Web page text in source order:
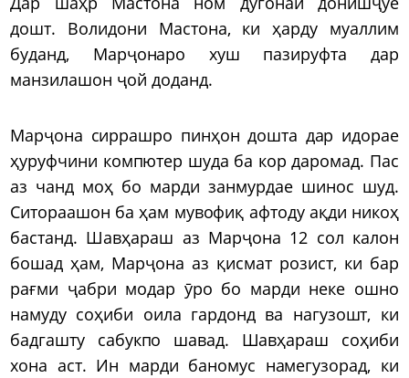
дошт. Волидони Мастона, ки ҳарду муаллим
буданд, Марҷонаро хуш пазируфта дар
манзилашон ҷой доданд.
Марҷона сиррашро пинҳон дошта дар идорае
ҳуруфчини компютер шуда ба кор даромад. Пас
аз чанд моҳ бо марди занмурдае шинос шуд.
Ситораашон ба ҳам мувофиқ афтоду ақди никоҳ
бастанд. Шавҳараш аз Марҷона 12 сол калон
бошад ҳам, Марҷона аз қисмат розист, ки бар
рағми ҷабри модар ӯро бо марди неке ошно
намуду соҳиби оила гардонд ва нагузошт, ки
бадгашту сабукпо шавад. Шавҳараш соҳиби
хона аст. Ин марди баномус намегузорад, ки